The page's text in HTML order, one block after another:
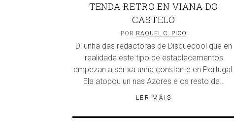
TENDA RETRO EN VIANA DO
CASTELO
POR RAQUEL C. PICO
Di unha das redactoras de Disquecool que en
realidade este tipo de establecementos
empezan a ser xa unha constante en Portugal.
Ela atopou un nas Azores e os resto da…
LER MÁIS